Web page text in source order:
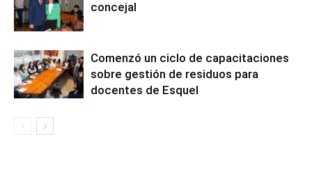
concejal
Comenzó un ciclo de capacitaciones
sobre gestión de residuos para
docentes de Esquel